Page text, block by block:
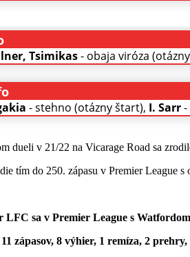
Tsimikas- obaja viróza
- stehno (otázny štart), I. Sarr
dueli v 21/22 na Vicarage Road sa
tím do 250. zápasu v Premier League
LFC sa v Premier League s
11 zápasov, 8 výhier, 1 remíza, 2